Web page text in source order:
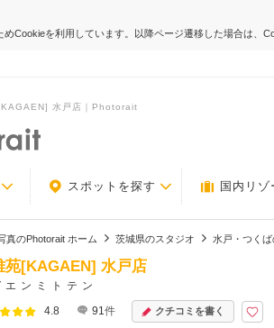
めCookieを利用しています。以降ページ遷移した場合は、
水戸店｜Photorait
スポットを探す 国内リゾ
真のPhotorait ホーム 茨城県のスタジオ 水戸・つく
苑[KAGAEN] 水戸店
エンミトテン
4.8
91件 クチコミを書く